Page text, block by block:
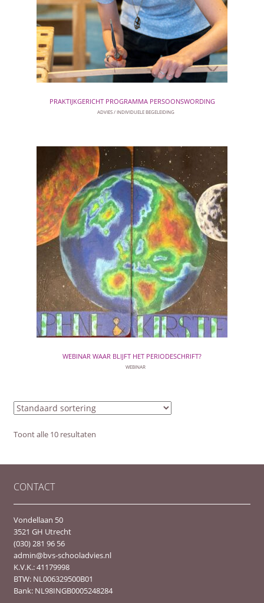
PRAKTIJKGERICHT PROGRAMMA PERSOONSWORDING
ADVIES INDIVIDUELE BEGELEIDING
WEBINAR WAAR BLIJFT HET PERIODESCHRIFT?
WEBINAR
Toont alle 10 resultaten
CONTACT
Vondellaan 50
3521 GH Utrecht
(030) 281 96 56
admin@bvs-schooladvies.nl
K.V.K.: 41179998
BTW: NL006329500B01
Bank: NL98INGB0005248284